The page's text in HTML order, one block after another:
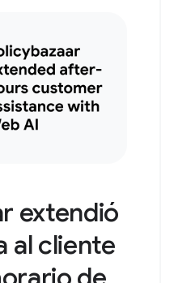
extendió
al cliente